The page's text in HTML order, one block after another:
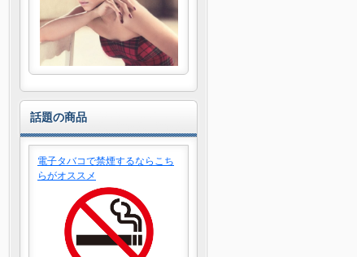
話題の商品
電子タバコで禁煙するならこち
らがオススメ